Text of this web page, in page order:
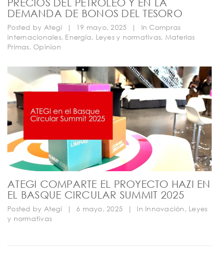
DEMANDA DE BONOS DEL TESORO
Posted by Ategi | 19 mayo, 2025 | In Compras
internacionales, Energía, Leyes y normativas, Materias
Primas, Opinion
ATEGI COMPARTE EL PROYECTO HAZI EN
EL BASQUE CIRCULAR SUMMIT 2025
Posted by Ategi | 6 mayo, 2025 | In Innovación, Leyes
y normativas